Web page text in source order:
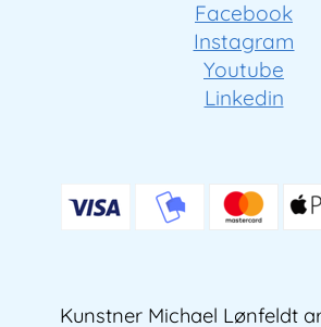
Facebook
Instagram
Youtube
Linkedin
Kunstner Michael Lønfeldt